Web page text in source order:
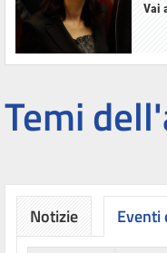
Vai
Temi
Notizie Eventi